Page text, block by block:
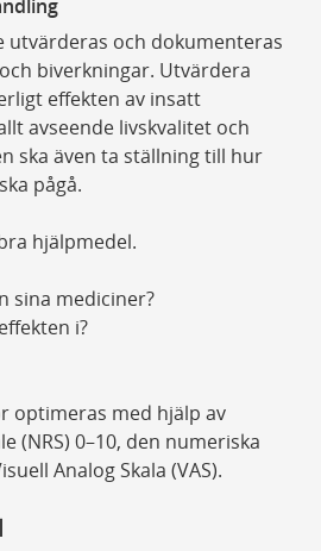
utvärderas och dokumenteras
biverkningar. Utvärdera
effekten av insatt
avseende livskvalitet och
ska även ta ställning till hur
pågå.
hjälpmedel.
sina mediciner?
i?
optimeras med hjälp av
(NRS) 0–10, den numeriska
Analog Skala (VAS).